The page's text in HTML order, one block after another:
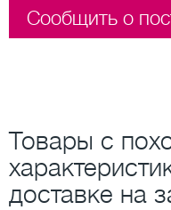
Сообщить о
Товары с
доставке на